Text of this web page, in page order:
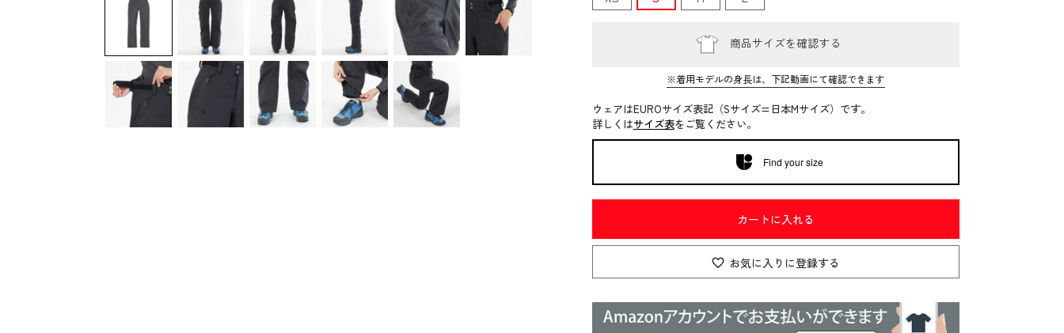
商品サイズを確認する
※着用モデルの身長は、下記動画にて確認できます
ウェアはEUROサイズ表記（Sサイズ=日本Mサイズ）です。
詳しくはサイズ表をご覧ください。
Find your size
カートに入れる
お気に入りに登録する